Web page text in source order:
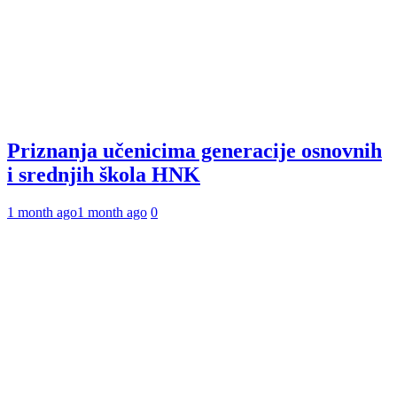
Priznanja učenicima generacije osnovnih
i srednjih škola HNK
1 month ago1 month ago 0